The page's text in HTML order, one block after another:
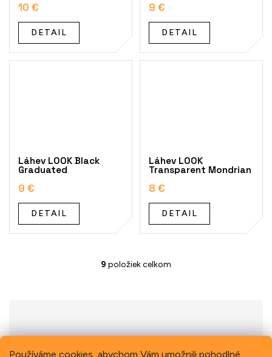
Používáme cookies, abychom Vám umožnili pohodlné
10 €
DETAIL
9 €
DETAIL
Láhev LOOK Black
Graduated
9 €
DETAIL
Láhev LOOK
Transparent Mondrian
8 €
DETAIL
O
c
i
9 položiek celkom
Previous